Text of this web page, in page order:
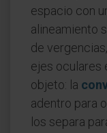
espacio con
alineamiento
de
ejes oculares
objeto: la
adentro para
los separa